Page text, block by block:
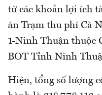
từ các khoản lợi ích
án Trạm thu phí Cà
1-Ninh Thuận thuộc
BOT Tỉnh Ninh
Hiện, tổng số lượng